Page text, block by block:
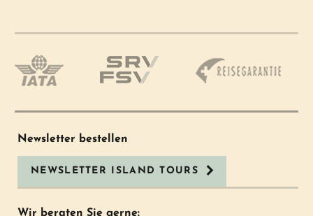
Newsletter bestellen
NEWSLETTER ISLAND TOURS
Wir beraten Sie gerne: